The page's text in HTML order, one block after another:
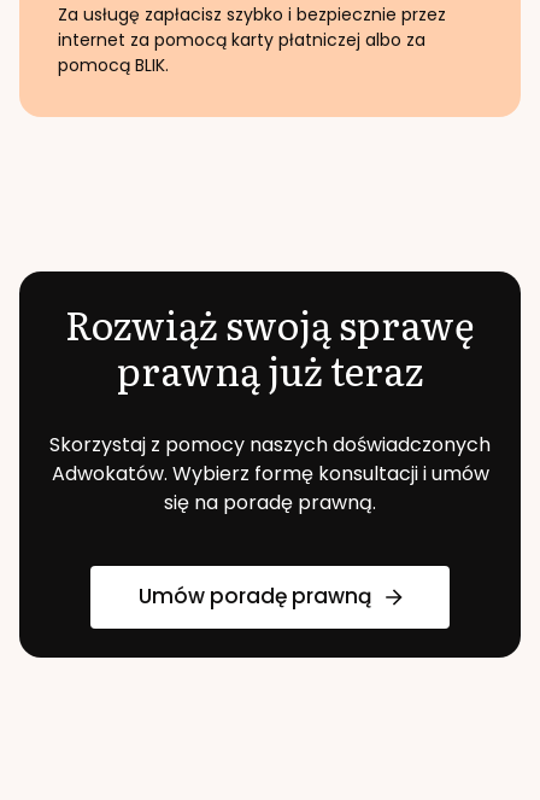
Za usługę zapłacisz szybko i bezpiecznie przez
internet za pomocą karty płatniczej albo za
pomocą BLIK.
Rozwiąż swoją sprawę
prawną już teraz
Skorzystaj z pomocy naszych doświadczonych
Adwokatów. Wybierz formę konsultacji i umów
się na poradę prawną.
Umów poradę prawną